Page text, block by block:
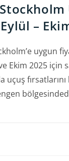
–
uygun
Ekim 2025 için
fırsatlarını